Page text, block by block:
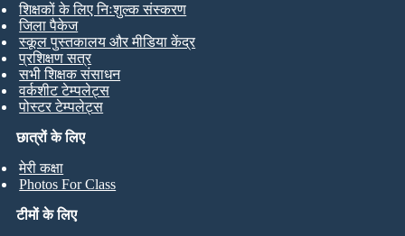
छात्रों के लिए
मेरी कक्षा
Photos For Class
शिक्षकों के लिए निःशुल्क संस्करण
जिला पैकेज
स्कूल पुस्तकालय और मीडिया केंद्र
प्रशिक्षण सत्र
सभी शिक्षक संसाधन
वर्कशीट टेम्पलेट्स
पोस्टर टेम्पलेट्स
टीमों के लिए